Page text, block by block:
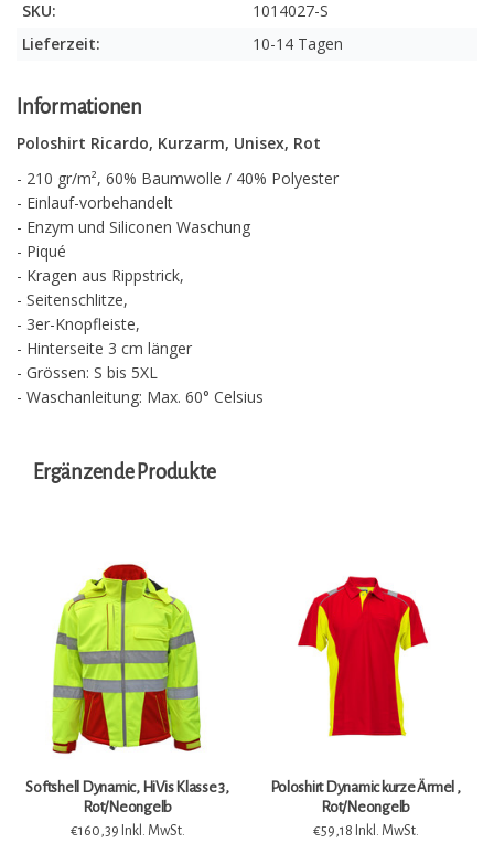
SKU:
1014027-S
Lieferzeit:
10-14 Tagen
Informationen
Poloshirt Ricardo, Kurzarm, Unisex, Rot
- 210 gr/m², 60% Baumwolle / 40% Polyester
- Einlauf-vorbehandelt
- Enzym und Siliconen Waschung
- Piqué
- Kragen aus Rippstrick,
- Seitenschlitze,
- 3er-Knopfleiste,
- Hinterseite 3 cm länger
- Grössen: S bis 5XL
- Waschanleitung: Max. 60° Celsius
Ergänzende Produkte
Softshell Dynamic, HiVis Klasse 3,
Rot/Neongelb
€160,39 Inkl. MwSt.
Poloshirt Dynamic kurze Ärmel ,
Rot/Neongelb
€59,18 Inkl. MwSt.